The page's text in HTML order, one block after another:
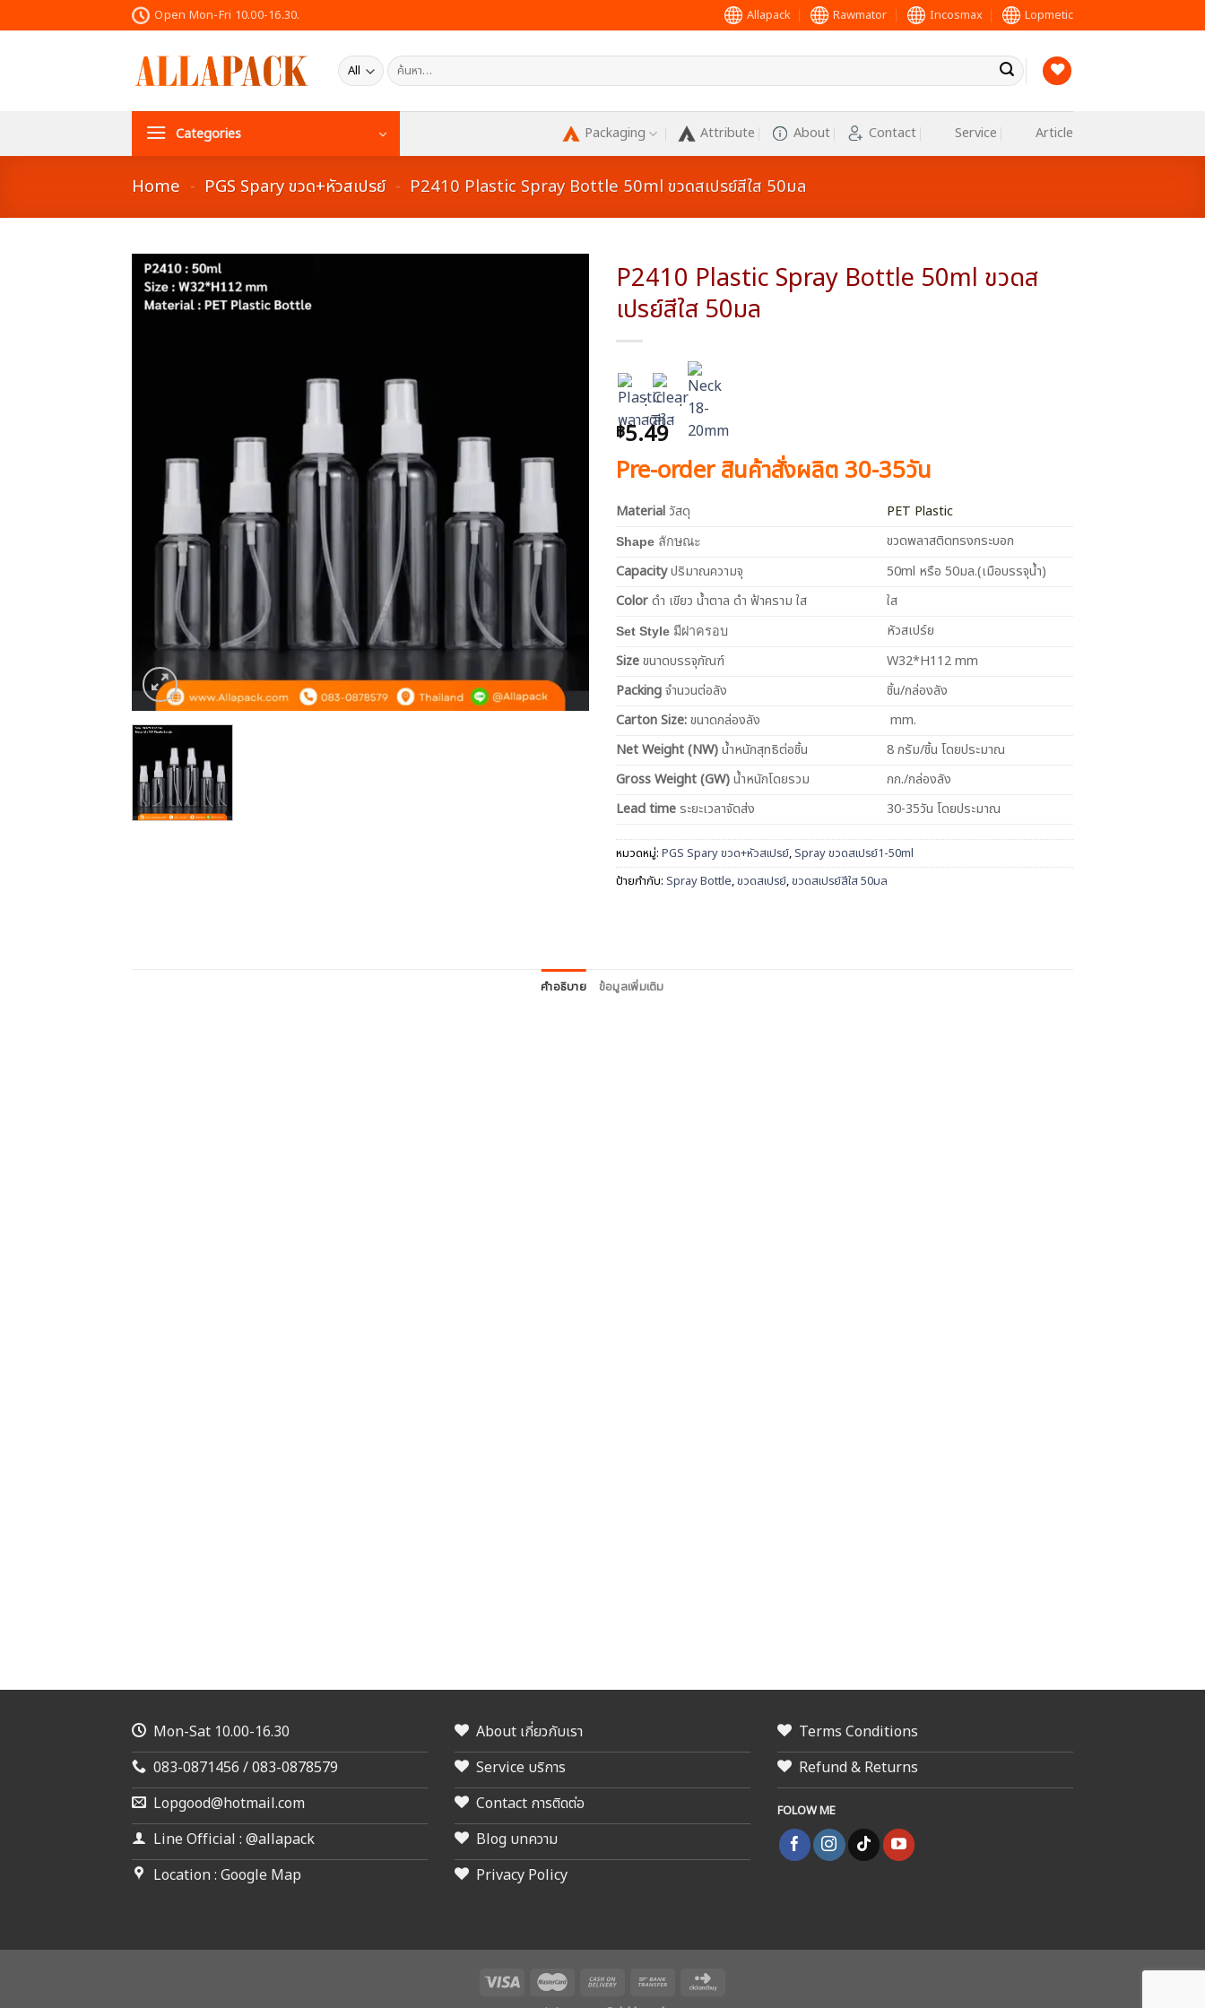
to
Open Mon-Fri 10.00-16.30. Allapack Rawmator Incosmax Lopmetic
ค้นหา:
Categories Packaging Attribute About Contact Service Article
Home - PGS Spary ขวด+หัวสเปรย์ - P2410 Plastic Spray Bottle 50ml ขวดสเปรย์สีใส 50มล
P2410 Plastic Spray Bottle 50ml ขวดส
เปรย์สีใส 50มล
: :
฿5.49
Pre-order สินค้าสั่งผลิต 30-35วัน
Material วัสดุ PET Plastic
Shape ลักษณะ
ขวดพลาสติดทรงกระบอก
Capacityปริมาณความจุ
50ml หรือ 50มล.(เมือบรรจุน้ำ)
Colorดำ เขียว น้ำตาล ดำ ฟ้าคราม ใส ใส
Set Style มีฝาครอบ
หัวสเปร์ย
Sizeขนาดบรรจุภัณฑ์
W32*H112 mm
Packingจำนวนต่อลัง
ชิ้น/กล่องลัง
Carton Size:ขนาดกล่องลัง
mm.
NetWeight (NW)น้ำหนักสุทธิต่อชิ้น
8 กรัม/ชิ้น โดยประมาณ
Gross Weight (GW)น้ำหนักโดยรวม
กก./กล่องลัง
Lead time ระยะเวลาจัดส่ง 30-35วัน โดยประมาณ
หมวดหมู่: PGS Spary ขวด+หัวสเปรย์, Spray ขวดสเปรย์1-50ml
ป้ายกำกับ: Spray Bottle,ขวดสเปรย์,ขวดสเปรย์สีใส 50มล
คำอธิบาย ข้อมูลเพิ่มเติม
Mon-Sat 10.00-16.30
083-0871456 / 083-0878579
Lopgood@hotmail.com
Line Official : @allapack
Location : Google Map
About เกี่ยวกับเรา
Service บริการ
Contact การติดต่อ
Blog บทความ
Privacy Policy
Terms Conditions
Refund & Returns
FOLOW ME